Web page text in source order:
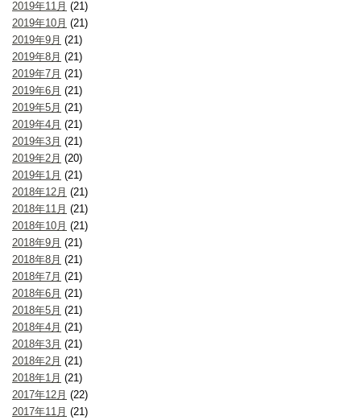
2019年11月 (21)
2019年10月 (21)
2019年9月 (21)
2019年8月 (21)
2019年7月 (21)
2019年6月 (21)
2019年5月 (21)
2019年4月 (21)
2019年3月 (21)
2019年2月 (20)
2019年1月 (21)
2018年12月 (21)
2018年11月 (21)
2018年10月 (21)
2018年9月 (21)
2018年8月 (21)
2018年7月 (21)
2018年6月 (21)
2018年5月 (21)
2018年4月 (21)
2018年3月 (21)
2018年2月 (21)
2018年1月 (21)
2017年12月 (22)
2017年11月 (21)